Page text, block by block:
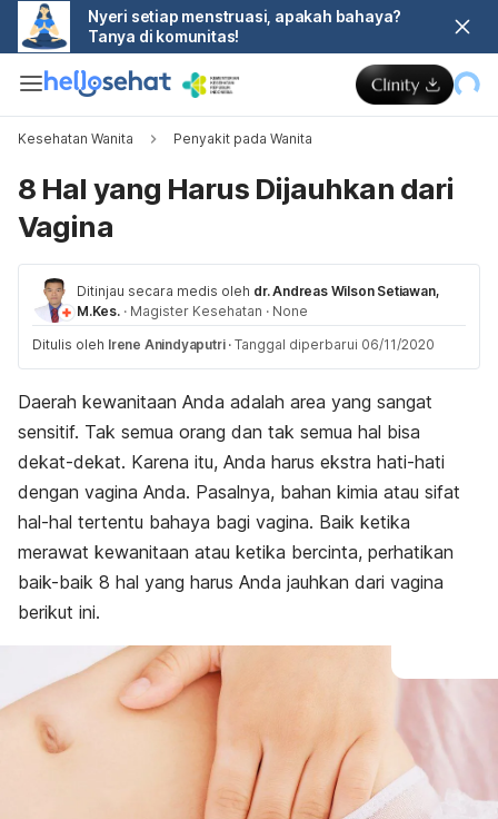
Nyeri setiap menstruasi, apakah bahaya?
Tanya di komunitas!
Kesehatan Wanita Penyakit pada Wanita
8 Hal yang Harus Dijauhkan dari
Vagina
Ditinjau secara medis oleh dr. Andreas Wilson Setiawan,
M.Kes. · Magister Kesehatan · None
Ditulis oleh Irene Anindyaputri · Tanggal diperbarui 06/11/2020
Daerah kewanitaan Anda adalah area yang sangat
sensitif. Tak semua orang dan tak semua hal bisa
dekat-dekat. Karena itu, Anda harus ekstra hati-hati
dengan vagina Anda. Pasalnya, bahan kimia atau sifat
hal-hal tertentu bahaya bagi vagina. Baik ketika
merawat kewanitaan atau ketika bercinta, perhatikan
baik-baik 8 hal yang harus Anda jauhkan dari vagina
berikut ini.